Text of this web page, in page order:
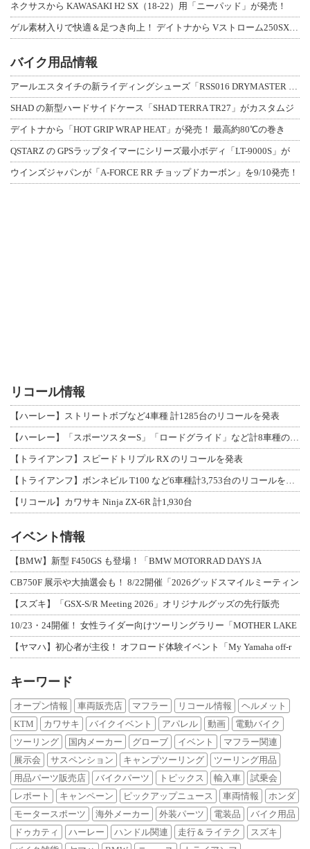
ネクサスから KAWASAKI H2 SX（18-22）用「ニーパッド」が発売！
ゲル素材入りで快適＆足つき向上！ デイトナから Vストローム250SX用「快適ロ
バイク用品情報
アールエスタイチの新ライディングシューズ「RSS016 DRYMASTER スト
SHAD の新型ハードサイドケース「SHAD TERRA TR27」がカスタムジ
デイトナから「HOT GRIP WRAP HEAT」が発売！ 最高約80℃の巻き
QSTARZ の GPSラップタイマーにシリーズ最小ボディ「LT-9000S」が
ウインズジャパンが「A-FORCE RR チョップドカーボン」を9/10発売！
リコール情報
【ハーレー】ストリートボブなど4車種 計1285台のリコールを発表
【ハーレー】「スポーツスターS」「ロードグライド」など計8車種のリコールを発表
【トライアンフ】スピードトリプル RX のリコールを発表
【トライアンフ】ボンネビル T100 など6車種計3,753台のリコールを発表
【リコール】カワサキ Ninja ZX-6R 計1,930台
イベント情報
【BMW】新型 F450GS も登場！「BMW MOTORRAD DAYS JA
CB750F 展示や大抽選会も！ 8/22開催「2026グッドスマイルミーティン
【スズキ】「GSX-S/R Meeting 2026」オリジナルグッズの先行販売
10/23・24開催！ 女性ライダー向けツーリングラリー「MOTHER LAKE
【ヤマハ】初心者が主役！ オフロード体験イベント「My Yamaha off-r
キーワード
オープン情報 車両販売店 マフラー リコール情報
ヘルメット
KTM
カワサキ バイクイベント アパレル 動画
電動バイク
ツーリング
国内メーカー グローブ イベント
マフラー関連
展示会
サスペンション キャンプツーリング
ツーリング用品
用品パーツ販売店
バイクパーツ トピックス 輸入車
試乗会
レポート
キャンペーン ピックアップニュース 車両情報
ホンダ
モータースポーツ
海外メーカー 外装パーツ 電装品
バイク用品
ドゥカティ
ハーレー ハンドル関連 走行＆ライテク
スズキ